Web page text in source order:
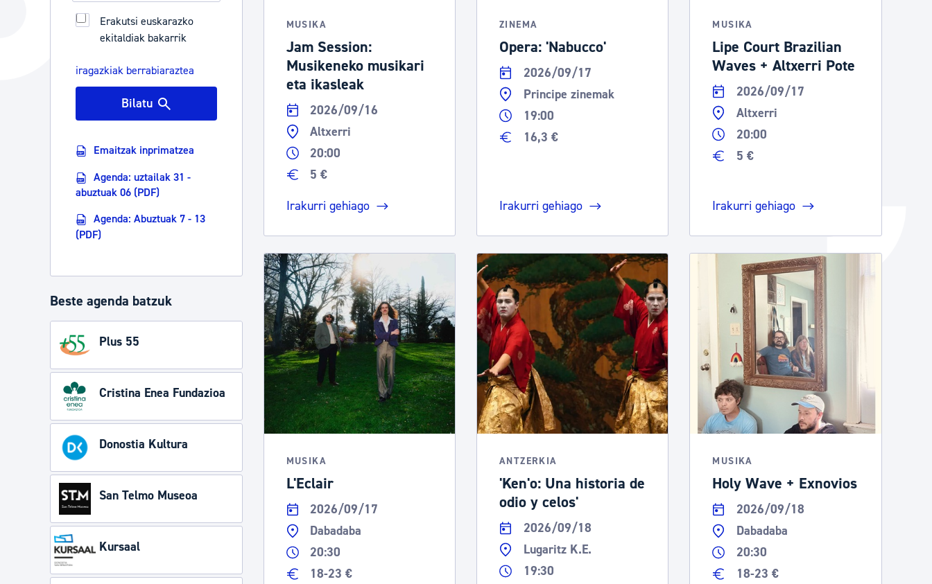
Hiria
Hiria ezagutu
Etorkizuneko hiria
Albisteak
Abisuak
Kultur agenda
Iragarki ofizialen taula
Egutegi fiskala
Gardentasun ataria
Izapideen katalogoa
Tramitaziorako laguntza
Erakutsi euskarazko
ekitaldiak bakarrik
iragazkiak berrabiaraztea
Bilatu
Emaitzak inprimatzea
Agenda: uztailak 31 -
abuztuak 06 (PDF)
Agenda: Abuztuak 7 - 13
(PDF)
Beste agenda batzuk
Plus 55
Cristina Enea Fundazioa
Donostia Kultura
San Telmo Museoa
Kursaal
MUSIKA
Jam Session:
Musikeneko musikari
eta ikasleak
2026/09/16
Altxerri
20:00
5 €
Irakurri gehiago
ZINEMA
Opera: 'Nabucco'
2026/09/17
Principe zinemak
19:00
16,3 €
Irakurri gehiago
MUSIKA
Lipe Court Brazilian
Waves + Altxerri Pote
2026/09/17
Altxerri
20:00
5 €
Irakurri gehiago
MUSIKA
L'Eclair
2026/09/17
Dabadaba
20:30
18-23 €
ANTZERKIA
'Ken'o: Una historia de
odio y celos'
2026/09/18
Lugaritz K.E.
19:30
MUSIKA
Holy Wave + Exnovios
2026/09/18
Dabadaba
20:30
18-23 €